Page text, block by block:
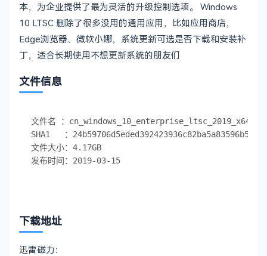
本，为企业提供了最为灵活的升级控制选项。 Windows
10 LTSC 删除了很多没用的通用应用，比如应用商店，
Edge浏览器、微软小娜，系统更新可选是否下载和安装补
丁，适合长期使用不想更新系统的朋友们
文件信息
文件名 ：
SHA1   ：24b59706d5eded392423936c82ba5a83596b50cc
文件大小：4.17GB
下载地址
迅雷磁力：